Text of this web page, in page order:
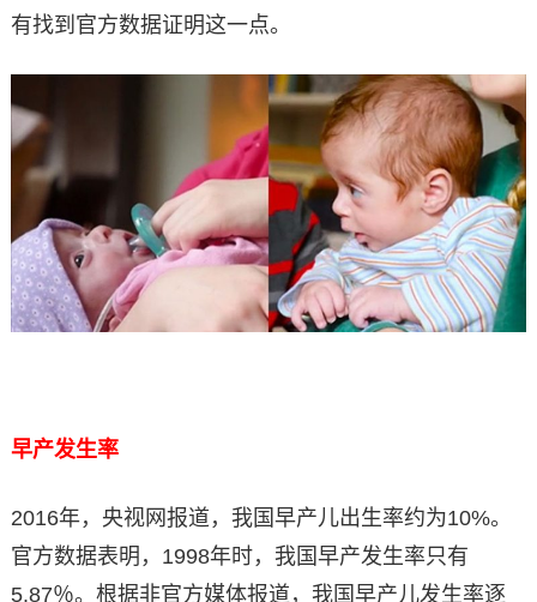
有找到官方数据证明这一点。
早产发生率
2016年，央视网报道，我国早产儿出生率约为10%。
官方数据表明，1998年时，我国早产发生率只有
5.87％。根据非官方媒体报道，我国早产儿发生率逐